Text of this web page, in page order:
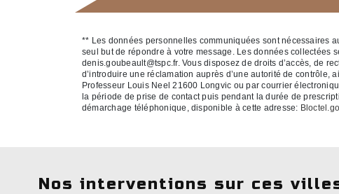
** Les données personnelles communiquées sont nécessaires
seul but de répondre à votre message. Les données collectées
denis.goubeault@tspc.fr. Vous disposez de droits d’accès, de
d’introduire une réclamation auprès d’une autorité de contrôle,
Professeur Louis Neel 21600 Longvic ou par courrier
la période de prise de contact puis pendant la durée de
démarchage téléphonique, disponible à cette adresse:
Nos interventions sur ces